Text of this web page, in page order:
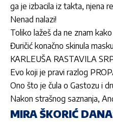
ga je izbacila iz takta, njena
Nenad nalazi!
Toliko lažeš da ne znam
Đuričić konačno skinula
KARLEUŠA RASTAVILA
Evo koji je pravi razlog
Ono što je čula o Gastozu i
Nakon strašnog saznanja,
MIRA ŠKORIĆ